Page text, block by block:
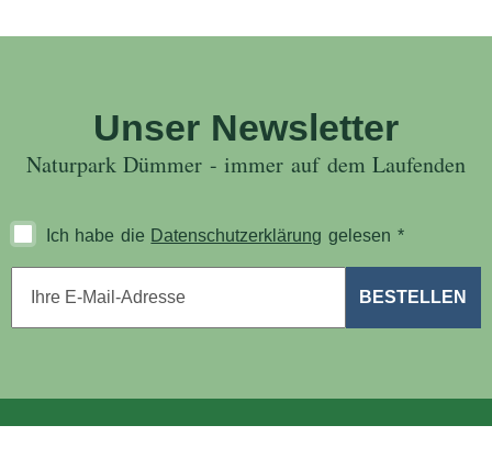
Unser Newsletter
Naturpark Dümmer - immer auf dem Laufenden
Ich habe die Datenschutzerklärung gelesen *
E-Mail-Adresse*